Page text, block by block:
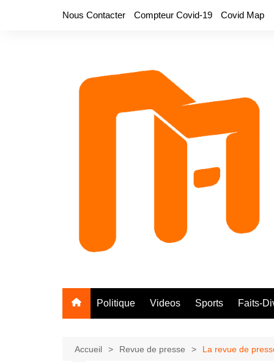
Nous Contacter Compteur Covid-19 Covid Map
Politique Videos Sports Faits-
Accueil Revue de presse La revue de